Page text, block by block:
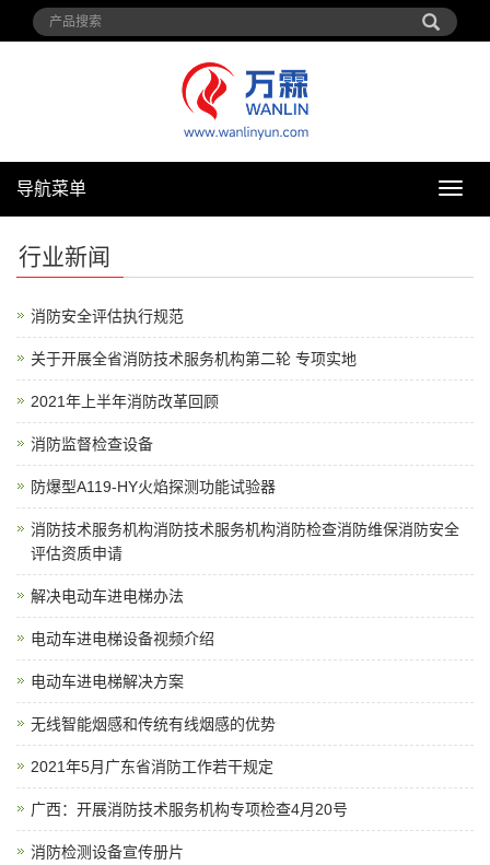
导
导航菜单
行业新闻
消防安全评估执行规范
关于开展全省消防技术服务机构第二轮 专项实地
2021年上半年消防改革回顾
消防监督检查设备
防爆型A119-HY火焰探测功能试验器
消防技术服务机构消防技术服务机构消防检查消防维保消防安全
评估资质申请
解决电动车进电梯办法
电动车进电梯设备视频介绍
电动车进电梯解决方案
无线智能烟感和传统有线烟感的优势
2021年5月广东省消防工作若干规定
广西：开展消防技术服务机构专项检查4月20号
消防检测设备宣传册片